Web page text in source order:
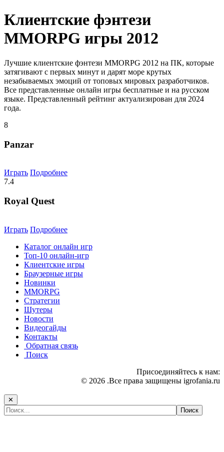
Клиентские фэнтези
MMORPG игры 2012
Лучшие клиентские фэнтези MMORPG 2012 на ПК, которые
затягивают с первых минут и дарят море крутых
незабываемых эмоций от топовых мировых разработчиков.
Все представленные онлайн игры бесплатные и на русском
языке. Представленный рейтинг актуализирован для 2024
года.
8
Panzar
Играть Подробнее
7.4
Royal Quest
Играть Подробнее
Каталог онлайн игр
Топ-10 онлайн-игр
Клиентские игры
Браузерные игры
Новинки
MMORPG
Стратегии
Шутеры
Новости
Видеогайды
Контакты
Обратная связь
Поиск
Присоединяйтесь к нам:
© 2026 .Все права защищены igrofania.ru
✕